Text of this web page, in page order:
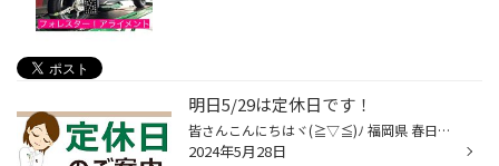
明日5/29は定休日です！
皆さんこんにちはヾ(≧▽≦)ﾉ 福岡県 春日市 若葉台東 にあるタイヤ館春日店です。 タイヤ館春日店のHPをご覧いただき 誠にありがとうございます！ 29日(水)は定休日となっております。 ご迷惑をおかけいたしますが、 ご来店の際はご注意くださいませm(_ _)m
2024年5月28日